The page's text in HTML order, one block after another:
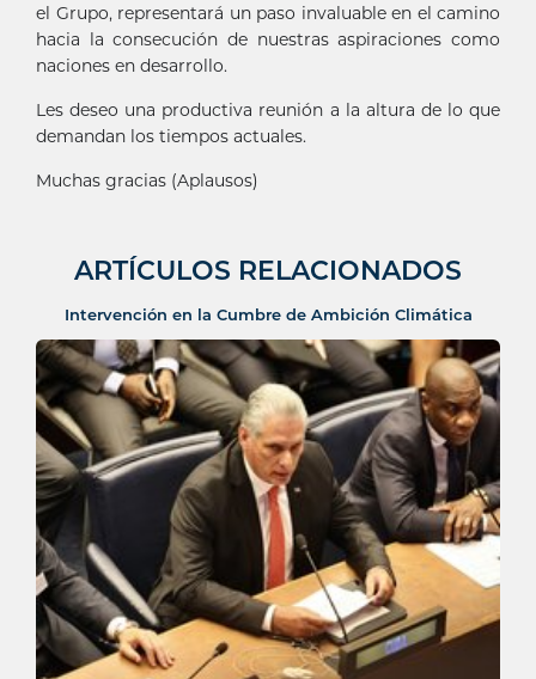
el Grupo, representará un paso invaluable en el camino
hacia la consecución de nuestras aspiraciones como
naciones en desarrollo.
Les deseo una productiva reunión a la altura de lo que
demandan los tiempos actuales.
Muchas gracias (Aplausos)
ARTÍCULOS RELACIONADOS
Intervención en la Cumbre de Ambición Climática